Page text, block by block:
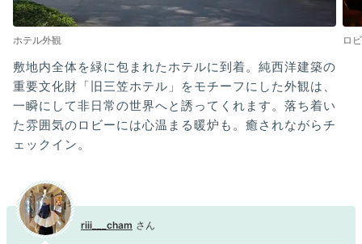
ホテル外観 ロ
敷地内全体を緑に包まれたホテルに到着。純西洋建築の
重要文化財「旧三笠ホテル」をモチーフにした外観は、
一瞬にして非日常の世界へと誘ってくれます。落ち着い
た雰囲気のロビーには心温まる暖炉も。癒されながらチ
ェックイン。
riii___cham